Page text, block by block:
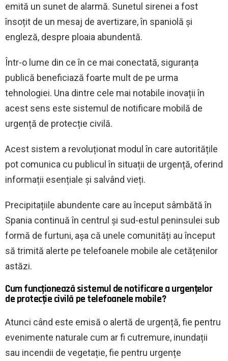
emită un sunet de alarmă. Sunetul sirenei a fost
însoțit de un mesaj de avertizare, în spaniolă și
engleză, despre ploaia abundentă.
Într-o lume din ce în ce mai conectată, siguranța
publică beneficiază foarte mult de pe urma
tehnologiei. Una dintre cele mai notabile inovații în
acest sens este sistemul de notificare mobilă de
urgență de protecție civilă.
Acest sistem a revoluționat modul în care autoritățile
pot comunica cu publicul în situații de urgență, oferind
informații esențiale și salvând vieți.
Precipitațiile abundente care au început sâmbătă în
Spania continuă în centrul și sud-estul peninsulei sub
formă de furtuni, așa că unele comunități au început
să trimită alerte pe telefoanele mobile ale cetățenilor
astăzi.
Cum funcționează sistemul de notificare a urgențelor
de protecție civilă pe telefoanele mobile?
Atunci când este emisă o alertă de urgență, fie pentru
evenimente naturale cum ar fi cutremure, inundații
sau incendii de vegetație, fie pentru urgențe